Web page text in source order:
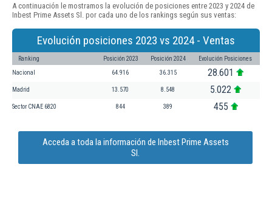
A continuación le mostramos la evolución de posiciones entre 2023 y 2024 de
Inbest Prime Assets Sl. por cada uno de los rankings según sus ventas:
Evolución posiciones 2023 vs 2024 - Ventas
Ranking Posición 2023 Posición 2024 Evolución Posiciones
Nacional 64.916 36.315 28.601
Madrid 13.570 8.548 5.022
Sector CNAE 6820 844 389 455
Acceda a toda la información de Inbest Prime Assets
Sl.